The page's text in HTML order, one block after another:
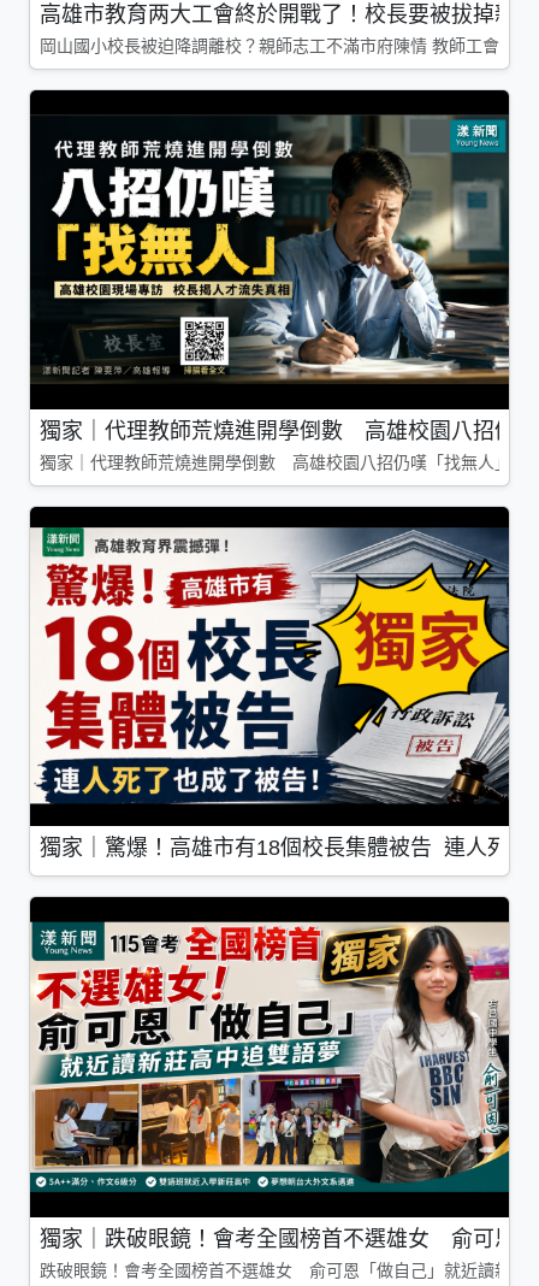
高雄市教育两大工會終於開戰了！校長要被拔掉親
岡山國小校長被迫降調離校？親師志工不滿市府陳情 教師工會槓
獨家｜代理教師荒燒進開學倒數 高雄校園八招仍
獨家｜代理教師荒燒進開學倒數 高雄校園八招仍嘆「找無人」
獨家｜驚爆！高雄市有18個校長集體被告 連人死了
獨家｜跌破眼鏡！會考全國榜首不選雄女 俞可恩
跌破眼鏡！會考全國榜首不選雄女 俞可恩「做自己」就近讀新莊